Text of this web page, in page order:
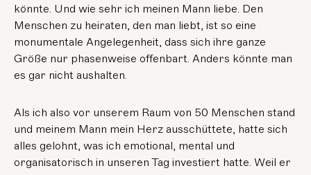
könnte. Und wie sehr ich meinen Mann liebe. Den
Menschen zu heiraten, den man liebt, ist so eine
monumentale Angelegenheit, dass sich ihre ganze
Größe nur phasenweise offenbart. Anders könnte man
es gar nicht aushalten.
Als ich also vor unserem Raum von 50 Menschen stand
und meinem Mann mein Herz ausschüttete, hatte sich
alles gelohnt, was ich emotional, mental und
organisatorisch in unseren Tag investiert hatte. Weil er